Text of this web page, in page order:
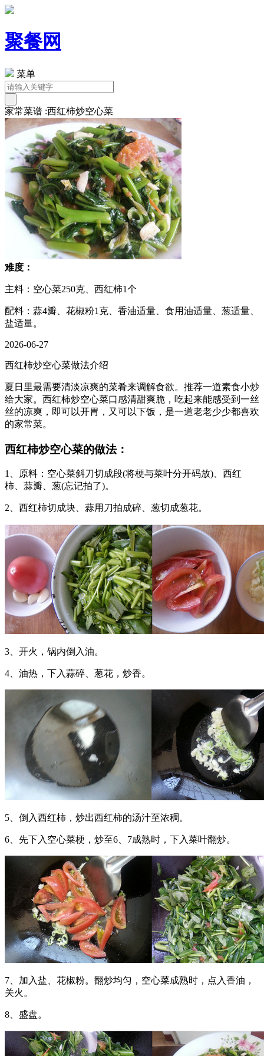
聚餐网
菜单
家常菜谱 :西红柿炒空心菜
难度：
主料：空心菜250克、西红柿1个
配料：蒜4瓣、花椒粉1克、香油适量、食用油适量、葱适量、
盐适量。
2026-06-27
西红柿炒空心菜做法介绍
夏日里最需要清淡凉爽的菜肴来调解食欲。推荐一道素食小炒
给大家。西红柿炒空心菜口感清甜爽脆，吃起来能感受到一丝
丝的凉爽，即可以开胃，又可以下饭，是一道老老少少都喜欢
的家常菜。
西红柿炒空心菜的做法：
1、原料：空心菜斜刀切成段(将梗与菜叶分开码放)、西红
柿、蒜瓣、葱(忘记拍了)。
2、西红柿切成块、蒜用刀拍成碎、葱切成葱花。
3、开火，锅内倒入油。
4、油热，下入蒜碎、葱花，炒香。
5、倒入西红柿，炒出西红柿的汤汁至浓稠。
6、先下入空心菜梗，炒至6、7成熟时，下入菜叶翻炒。
7、加入盐、花椒粉。翻炒均匀，空心菜成熟时，点入香油，
关火。
8、盛盘。